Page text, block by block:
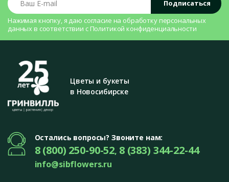
Загляните в наш каталог и найдите идеальное кашпо для
своих зелёных любимцев!
Подписаться
Нажимая кнопку, я даю согласие на обработку персональных
данных в соответствии с Политикой конфиденциальности
Цветы и букеты
в Новосибирске
Остались вопросы? Звоните нам:
8 (800) 250-90-52, 8 (383) 344-22-44
info@sibflowers.ru